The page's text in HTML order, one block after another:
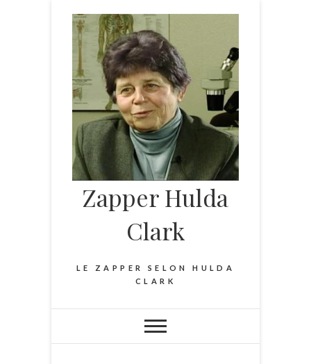
content
Zapper Hulda
Clark
LE ZAPPER SELON HULDA
CLARK